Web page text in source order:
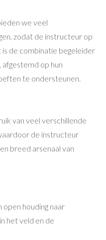
we veel
zodat de instructeur op
is de combinatie begeleider
afgestemd op hun
te ondersteunen.
van veel verschillende
de instructeur
breed arsenaal van
houding naar
het veld en de